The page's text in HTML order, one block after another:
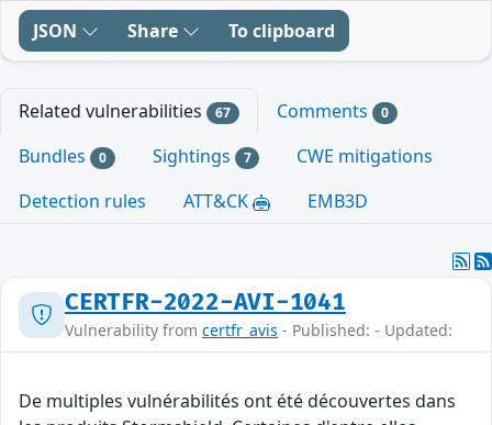
JSON Share To clipboard
Related vulnerabilities 67 Comments 0
Bundles 0 Sightings 7
CWE mitigations
Detection rules
ATT&CK EMB3D
CERTFR-2022-AVI-1041
Vulnerability from certfr_avis - Published: - Updated:
De multiples vulnérabilités ont été découvertes dans